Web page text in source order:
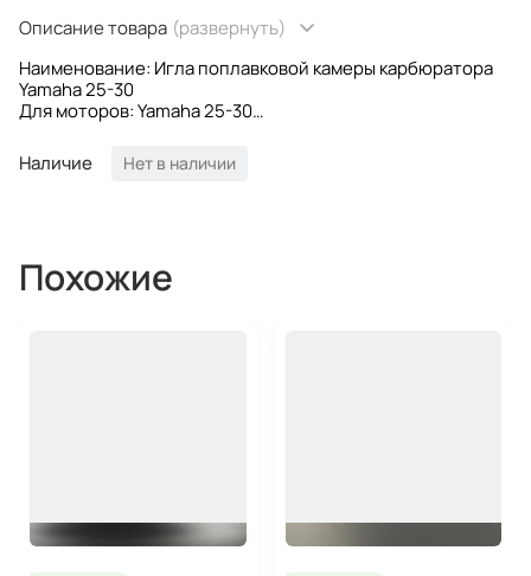
Описание товара (развернуть)
Наименование: Игла поплавковой камеры карбюратора
Yamaha 25-30
Для моторов: Yamaha 25-30
Производитель: Omax
Наличие Нет в наличии
Похожие